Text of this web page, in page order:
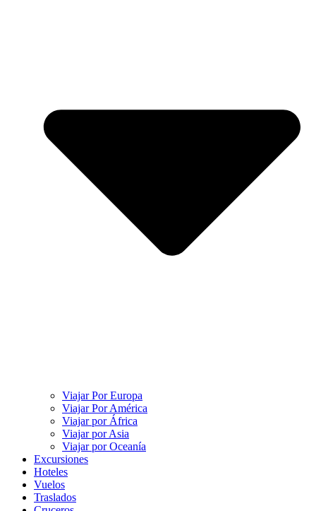
Viajar Por Europa
Viajar Por América
Viajar por África
Viajar por Asia
Viajar por Oceanía
Excursiones
Hoteles
Vuelos
Traslados